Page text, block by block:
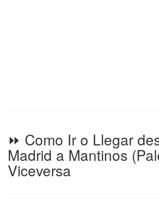
⏩ Como Ir o Llegar
Madrid a Mantinos
Viceversa